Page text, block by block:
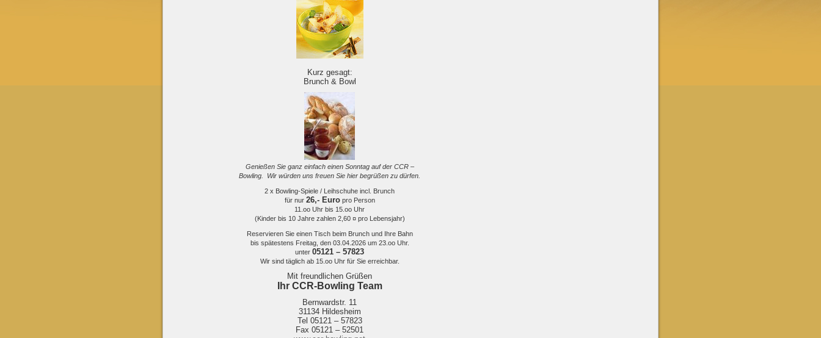
Kurz gesagt:
Brunch & Bowl
Genießen Sie ganz einfach einen Sonntag auf der CCR –
Bowling. Wir würden uns freuen Sie hier begrüßen zu dürfen.
2 x Bowling-Spiele / Leihschuhe incl. Brunch
für nur 26,- Europro Person
11.oo Uhr bis 15.oo Uhr
(Kinder bis 10 Jahre zahlen 2,60 ¤ pro Lebensjahr)
Reservieren Sie einen Tisch beim Brunch und Ihre Bahn
bis spätestens Freitag, den 03.04.2026 um 23.oo Uhr.
unter 05121 – 57823
Wir sind täglich ab 15.oo Uhr für Sie erreichbar.
Mit freundlichen Grüßen
Ihr CCR-Bowling Team
Bernwardstr. 11
31134 Hildesheim
Tel 05121 – 57823
Fax 05121 – 52501